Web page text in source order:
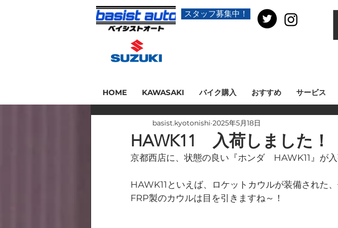
スタッフ募集中！
HOME KAWASAKI バイク購入 おすすめ サービス
HAWK11 入荷しました！
basist.kyotonishi 2025年5月18日
京都西店に、状態の良い『ホンダ　HAWK11』が
HAWK11といえば、ロケットカウルが装備された
FRP製のカウルは目を引きますね～！